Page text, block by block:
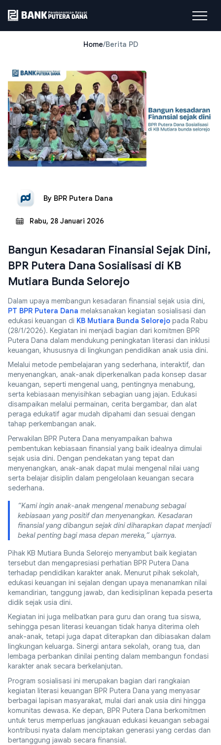
Home/Berita PD
By BPR Putera Dana
Rabu, 28 Januari 2026
Bangun Kesadaran Finansial Sejak Dini,
BPR Putera Dana Sosialisasi di KB
Mutiara Bunda Selorejo
Dalam upaya membangun kesadaran finansial sejak usia dini,
PT BPR Putera Dana melaksanakan kegiatan sosialisasi dan
edukasi keuangan di KB Mutiara Bunda Selorejo pada Rabu
(28/1/2026). Kegiatan ini menjadi bagian dari komitmen BPR
Putera Dana dalam mendukung peningkatan literasi dan inklusi
keuangan, khususnya di lingkungan pendidikan anak usia dini.
Melalui metode pembelajaran yang sederhana, interaktif, dan
menyenangkan, anak-anak diperkenalkan pada konsep dasar
keuangan, seperti mengenal uang, pentingnya menabung,
serta kebiasaan menyisihkan sebagian uang jajan. Edukasi
disampaikan melalui permainan, cerita bergambar, dan alat
peraga edukatif agar mudah dipahami dan sesuai dengan
tahap perkembangan anak.
Perwakilan BPR Putera Dana menyampaikan bahwa
pembentukan kebiasaan finansial yang baik idealnya dimulai
sejak usia dini. Dengan pendekatan yang tepat dan
menyenangkan, anak-anak dapat mulai mengenal nilai uang
serta belajar disiplin dalam pengelolaan keuangan secara
sederhana.
“Kami ingin anak-anak mengenal menabung sebagai
kebiasaan yang positif dan menyenangkan. Kesadaran
finansial yang dibangun sejak dini diharapkan dapat menjadi
bekal penting bagi masa depan mereka,” ujarnya.
Pihak KB Mutiara Bunda Selorejo menyambut baik kegiatan
tersebut dan mengapresiasi perhatian BPR Putera Dana
terhadap pendidikan karakter anak. Menurut pihak sekolah,
edukasi keuangan ini sejalan dengan upaya menanamkan nilai
kemandirian, tanggung jawab, dan kedisiplinan kepada peserta
didik sejak usia dini.
Kegiatan ini juga melibatkan para guru dan orang tua siswa,
sehingga pesan literasi keuangan tidak hanya diterima oleh
anak-anak, tetapi juga dapat diterapkan dan dibiasakan dalam
lingkungan keluarga. Sinergi antara sekolah, orang tua, dan
lembaga perbankan dinilai penting dalam membangun fondasi
karakter anak secara berkelanjutan.
Program sosialisasi ini merupakan bagian dari rangkaian
kegiatan literasi keuangan BPR Putera Dana yang menyasar
berbagai lapisan masyarakat, mulai dari anak usia dini hingga
komunitas dewasa. Ke depan, BPR Putera Dana berkomitmen
untuk terus memperluas jangkauan edukasi keuangan sebagai
kontribusi nyata dalam menciptakan generasi yang cerdas dan
bertanggung jawab secara finansial.